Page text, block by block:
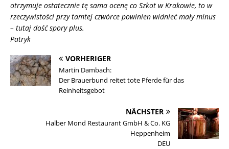
otrzymuje ostatecznie tę sama ocenę co Szkot w Krakowie, to w
rzeczywistości przy tamtej czwórce powinien widnieć mały minus
– tutaj dość spory plus.
Patryk
VORHERIGER
Martin Dambach:
Der Brauerbund reitet tote Pferde für das
Reinheitsgebot
NÄCHSTER
Halber Mond Restaurant GmbH & Co. KG
Heppenheim
DEU